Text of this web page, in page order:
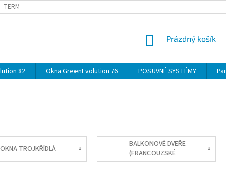
TERMÍNY
NÁKUPNÍ
Prázdný košík
82 Okna GreenEvolution 76 POSUVNÉ SYSTÉMY
OKNA TROJKŘÍDLÁ
BALKONOVÉ DVEŘE
(FRANCOUZSKÉ
OKNO)